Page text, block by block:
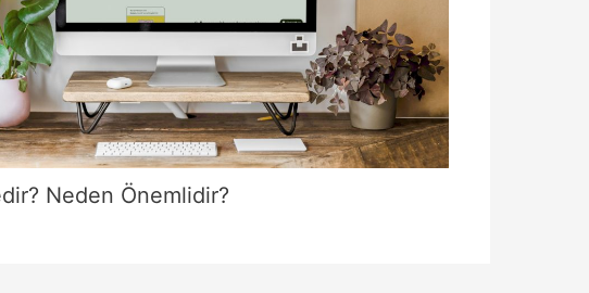
Neden Önemlidir?